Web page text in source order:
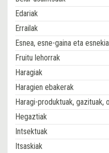
Edariak
Errailak
Esnea, esne-gaina eta
Fruitu lehorrak
Haragiak
Haragien ebakerak
Haragi-produktuak, gazituak,
Hegaztiak
Intsektuak
Itsaskiak